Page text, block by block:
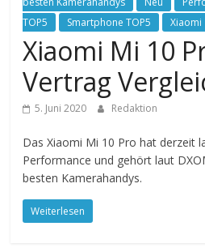
TOP5
Smartphone TOP5 Xiaomi
Xiaomi Mi 10
Vertrag
5. Juni 2020 Redaktion
Das Xiaomi Mi 10 Pro hat derzeit
Performance und gehört laut
besten Kamerahandys.
Weiterlesen